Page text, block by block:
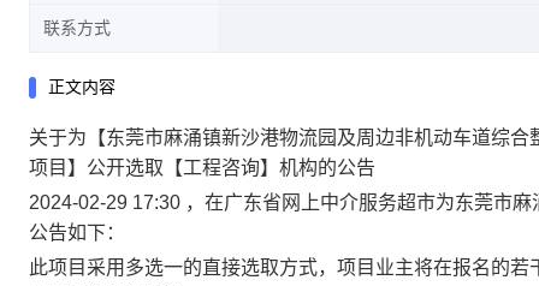
联系方式
正文内容
关于为【东莞市麻涌镇新沙港物流园及周边非机动车道综
项目】公开选取【工程咨询】机构的公告
2024-02-29 17:30 ，在广东省网上中介服务超市为东莞市
公告如下：
此项目采用多选一的直接选取方式，项目业主将在报名的